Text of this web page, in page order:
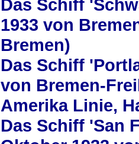
Das Schiff
1933 von
Bremen)
Das Schiff
von Bremen-
Amerika Linie,
Das Schiff 'San